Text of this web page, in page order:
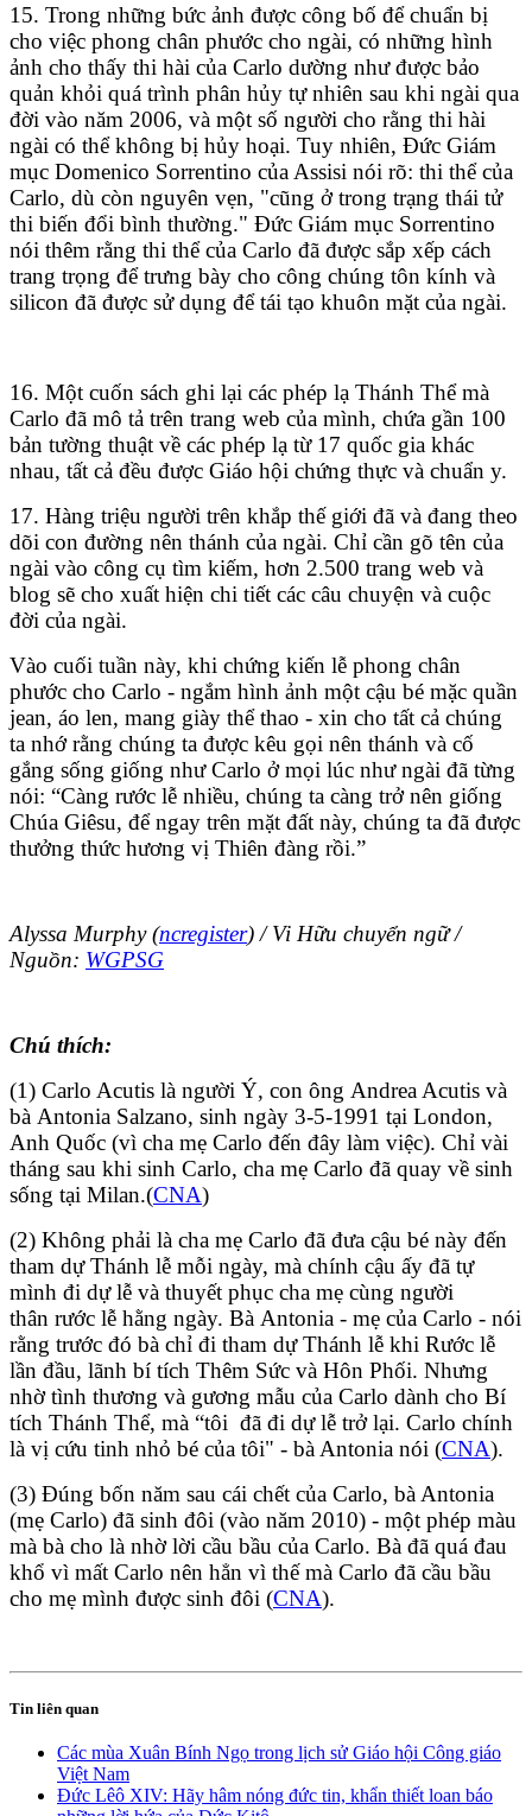
15. Trong những bức ảnh được công bố để chuẩn bị
cho việc phong chân phước cho ngài, có những hình
ảnh cho thấy thi hài của Carlo dường như được bảo
quản khỏi quá trình phân hủy tự nhiên sau khi ngài qua
đời vào năm 2006, và một số người cho rằng thi hài
ngài có thể không bị hủy hoại. Tuy nhiên, Đức Giám
mục Domenico Sorrentino của Assisi nói rõ: thi thể của
Carlo, dù còn nguyên vẹn, "cũng ở trong trạng thái tử
thi biến đổi bình thường." Đức Giám mục Sorrentino
nói thêm rằng thi thể của Carlo đã được sắp xếp cách
trang trọng để trưng bày cho công chúng tôn kính và
silicon đã được sử dụng để tái tạo khuôn mặt của ngài.
16. Một cuốn sách ghi lại các phép lạ Thánh Thể mà
Carlo đã mô tả trên trang web của mình, chứa gần 100
bản tường thuật về các phép lạ từ 17 quốc gia khác
nhau, tất cả đều được Giáo hội chứng thực và chuẩn y.
17. Hàng triệu người trên khắp thế giới đã và đang theo
dõi con đường nên thánh của ngài. Chỉ cần gõ tên của
ngài vào công cụ tìm kiếm, hơn 2.500 trang web và
blog sẽ cho xuất hiện chi tiết các câu chuyện và cuộc
đời của ngài.
Vào cuối tuần này, khi chứng kiến lễ phong chân
phước cho Carlo - ngắm hình ảnh một cậu bé mặc quần
jean, áo len, mang giày thể thao - xin cho tất cả chúng
ta nhớ rằng chúng ta được kêu gọi nên thánh và cố
gắng sống giống như Carlo ở mọi lúc như ngài đã từng
nói: “Càng rước lễ nhiều, chúng ta càng trở nên giống
Chúa Giêsu, để ngay trên mặt đất này, chúng ta đã được
thưởng thức hương vị Thiên đàng rồi.”
Alyssa Murphy (ncregister) / Vi Hữu chuyển ngữ /
Nguồn: WGPSG
Chú thích:
(1) Carlo Acutis là người Ý, con ông Andrea Acutis và
bà Antonia Salzano, sinh ngày 3-5-1991 tại London,
Anh Quốc (vì cha mẹ Carlo đến đây làm việc). Chỉ vài
tháng sau khi sinh Carlo, cha mẹ Carlo đã quay về sinh
sống tại Milan.(CNA)
(2) Không phải là cha mẹ Carlo đã đưa cậu bé này đến
tham dự Thánh lễ mỗi ngày, mà chính cậu ấy đã tự
mình đi dự lễ và thuyết phục cha mẹ cùng người
thân rước lễ hằng ngày. Bà Antonia - mẹ của Carlo - nói
rằng trước đó bà chỉ đi tham dự Thánh lễ khi Rước lễ
lần đầu, lãnh bí tích Thêm Sức và Hôn Phối. Nhưng
nhờ tình thương và gương mẫu của Carlo dành cho Bí
tích Thánh Thể, mà “tôi đã đi dự lễ trở lại. Carlo chính
là vị cứu tinh nhỏ bé của tôi" - bà Antonia nói (CNA).
(3) Đúng bốn năm sau cái chết của Carlo, bà Antonia
(mẹ Carlo) đã sinh đôi (vào năm 2010) - một phép màu
mà bà cho là nhờ lời cầu bầu của Carlo. Bà đã quá đau
khổ vì mất Carlo nên hẳn vì thế mà Carlo đã cầu bầu
cho mẹ mình được sinh đôi (CNA).
Tin liên quan
Các mùa Xuân Bính Ngọ trong lịch sử Giáo hội Công giáo
Việt Nam
Đức Lêô XIV: Hãy hâm nóng đức tin, khẩn thiết loan báo